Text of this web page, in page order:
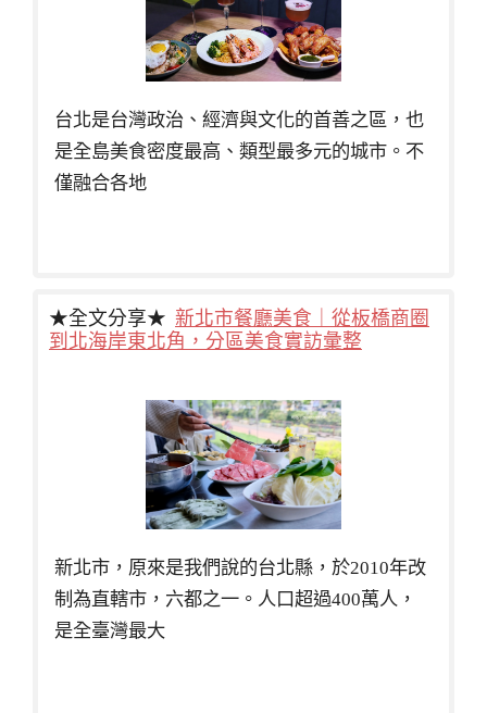
台北是台灣政治、經濟與文化的首善之區，也
是全島美食密度最高、類型最多元的城市。不
僅融合各地
★全文分享★ 新北市餐廳美食｜從板橋商圈
到北海岸東北角，分區美食實訪彙整
新北市，原來是我們說的台北縣，於2010年改
制為直轄市，六都之一。人口超過400萬人，
是全臺灣最大